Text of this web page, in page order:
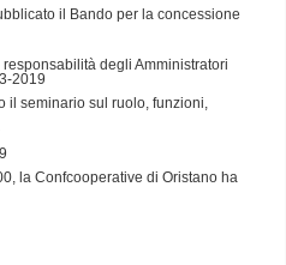
il Bando per la concessione
degli Amministratori
2019
il seminario sul ruolo, funzioni,
la Confcooperative di Oristano ha